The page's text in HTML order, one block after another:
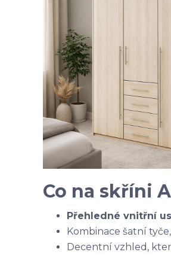
Co na skříni
Přehledné vnitřní
Kombinace šatní
Decentní vzhled,